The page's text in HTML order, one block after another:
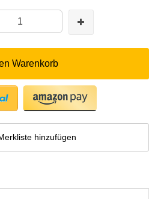
Warenkorb
hinzufügen